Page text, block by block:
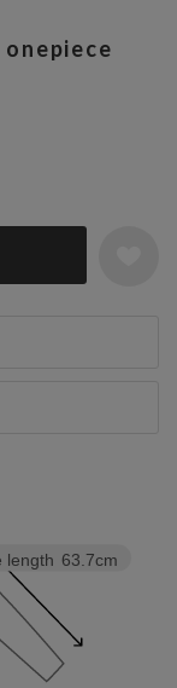
length 63.7cm